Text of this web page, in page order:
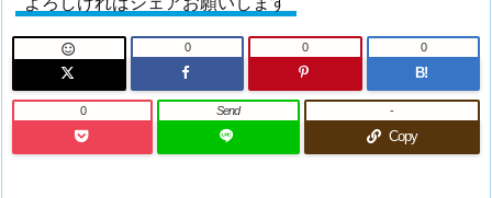
 0 0
B!
0
0 Send
Copy
-